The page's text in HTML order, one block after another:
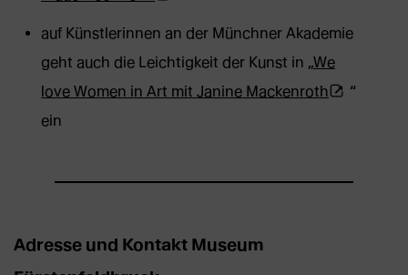
neuem
Tab)
externe
Webseite
auf Künstlerinnen an der Münchner Akademie
geht auch die Leichtigkeit der Kunst in „We
love Women in Art mit Janine Mackenroth(Öffnet
in
“
ein
Adresse und Kontakt Museum